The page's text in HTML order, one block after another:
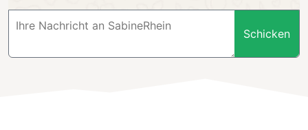
Schicken